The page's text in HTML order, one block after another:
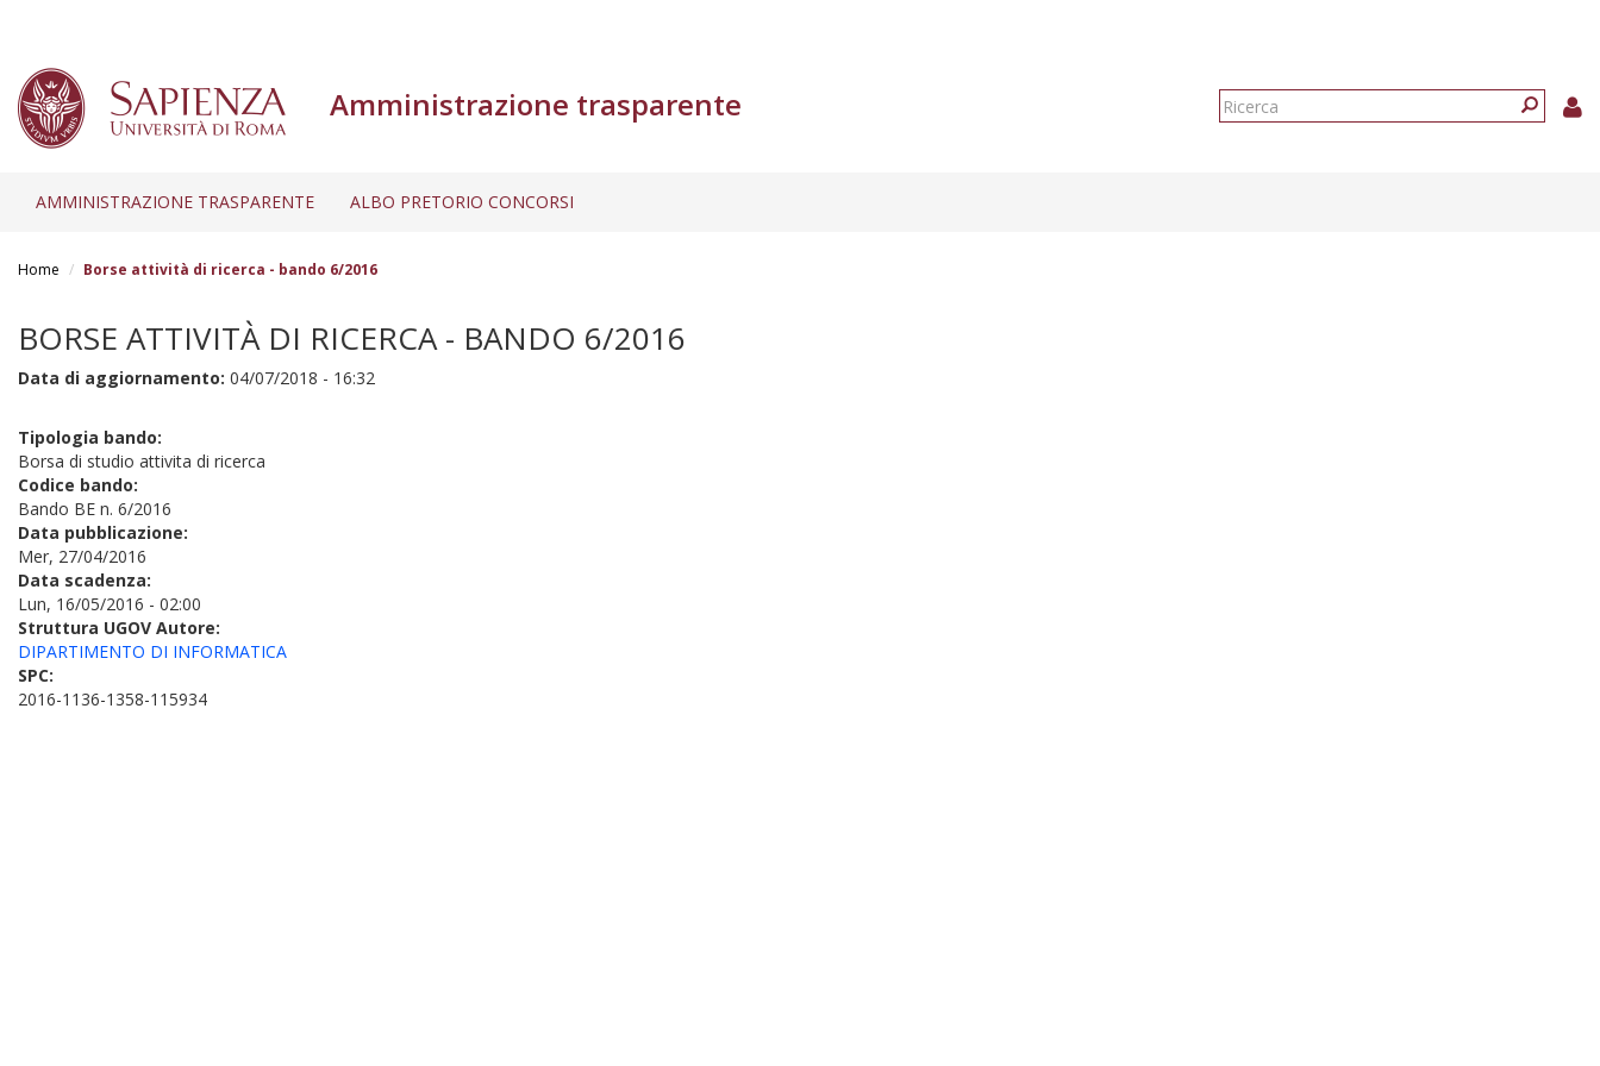
Amministrazione trasparente
Form
AMMINISTRAZIONE TRASPARENTE ALBO PRETORIO CONCORSI
Home Borse attività di ricerca - bando 6/2016
BORSE ATTIVITÀ DI RICERCA - BANDO 6/2016
Data di aggiornamento: 04/07/2018 - 16:32
Tipologia bando:
Borsa di studio attivita di ricerca
Codice bando:
Bando BE n. 6/2016
Data pubblicazione:
Mer, 27/04/2016
Data scadenza:
Lun, 16/05/2016 - 02:00
Struttura UGOV Autore:
DIPARTIMENTO DI INFORMATICA
SPC:
2016-1136-1358-115934